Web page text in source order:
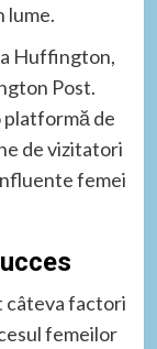
lume.
Huffington,
Post.
platformă de
de vizitatori
femei
câteva factori
femeilor